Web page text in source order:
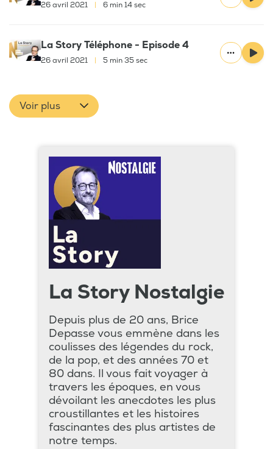
26 avril 2021 6 min 14 sec
La Story Téléphone - Episode 4
26 avril 2021 5 min 35 sec
Voir plus
La Story Nostalgie
Depuis plus de 20 ans, Brice
Depasse vous emmène dans les
coulisses des légendes du rock,
de la pop, et des années 70 et
80 dans. Il vous fait voyager à
travers les époques, en vous
dévoilant les anecdotes les plus
croustillantes et les histoires
fascinantes des plus artistes de
notre temps.